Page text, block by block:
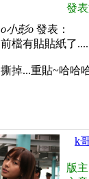
發表
o小彭o 發表：
前檔有貼貼紙了....
撕掉...重貼~哈哈
k
版主